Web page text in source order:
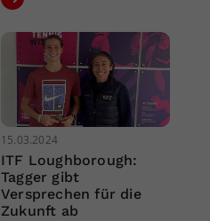
15.03.2024
ITF Loughborough:
Tagger gibt
Versprechen für die
Zukunft ab